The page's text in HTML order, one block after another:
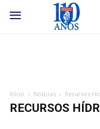
Início Notícias Recursos
RECURSOS